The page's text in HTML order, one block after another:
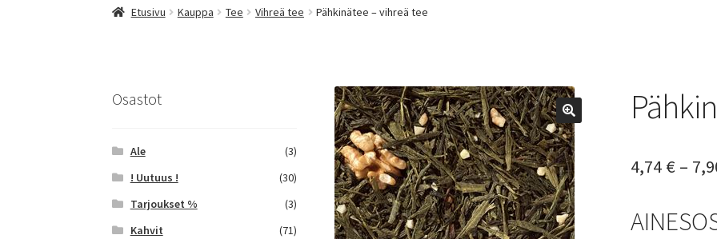
Yrityksille
Etusivu Kauppa Tee Vihreä tee Pähkinätee – vihreä tee
4,74 € –
Osastot
Ale
(3)
! Uutuus !
(30)
Tarjoukset %
(3)
Kahvit
(71)